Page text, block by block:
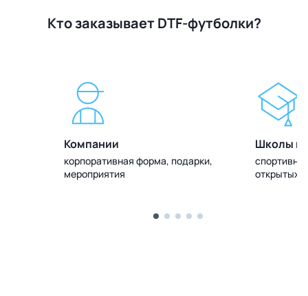
Кто заказывает DTF-футболки?
Компании
корпоративная форма, подарки,
мероприятия
Школы и
открытых